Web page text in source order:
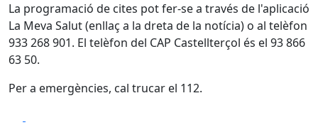
La programació de cites pot fer-se a través de l'aplicació
La Meva Salut (enllaç a la dreta de la notícia) o al telèfon
933 268 901. El telèfon del CAP Castellterçol és el 93 866
63 50.
Per a emergències, cal trucar el 112.